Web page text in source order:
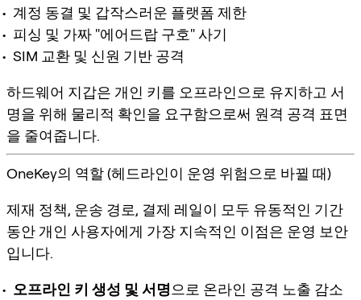
계정 동결 및 갑작스러운 플랫폼 제한
피싱 및 가짜 "에어드랍 구호" 사기
SIM 교환 및 신원 기반 공격
하드웨어 지갑은 개인 키를 오프라인으로 유지하고 서
명을 위해 물리적 확인을 요구함으로써 원격 공격 표면
을 줄여줍니다.
OneKey의 역할 (헤드라인이 운영 위험으로 바뀔 때)
제재 정책, 운송 경로, 결제 레일이 모두 유동적인 기간
동안 개인 사용자에게 가장 지속적인 이점은 운영 보안
입니다.
오프라인 키 생성 및 서명 으로 온라인 공격 노출 감소